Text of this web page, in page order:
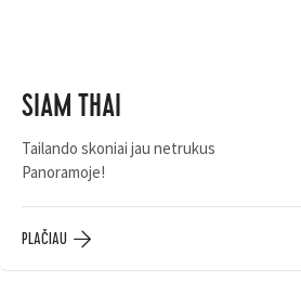
SIAM THAI
Tailando skoniai jau netrukus
Panoramoje!
PLAČIAU